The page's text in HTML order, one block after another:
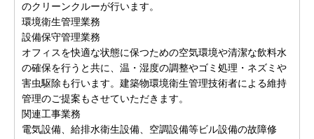
のクリーンクルーが行います。
環境衛生管理業務
設備保守管理業務
オフィスを快適な状態に保つための空気環境や清潔な飲料水
の確保を行うと共に、温・湿度の調整やゴミ処理・ネズミや
害虫駆除も行います。建築物環境衛生管理技術者による維持
管理のご提案もさせていただきます。
関連工事業務
電気設備、給排水衛生設備、空調設備等ビル設備の故障修